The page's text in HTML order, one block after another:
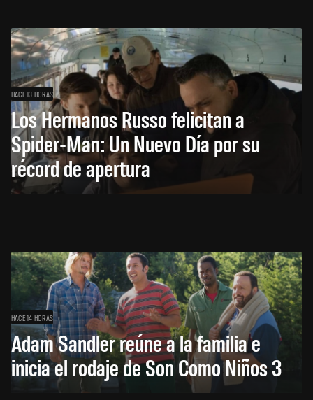
HACE 13 HORAS
Los Hermanos Russo felicitan a
Spider-Man: Un Nuevo Día por su
récord de apertura
HACE 14 HORAS
Adam Sandler reúne a la familia e
inicia el rodaje de Son Como Niños 3